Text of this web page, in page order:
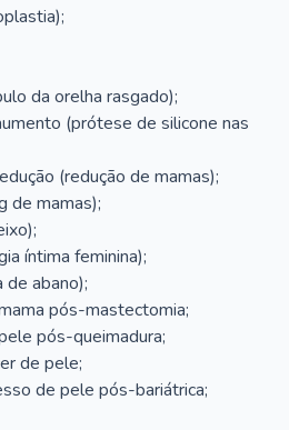
da orelha rasgado);
(prótese de silicone nas
(redução de mamas);
de mamas);
íntima feminina);
abano);
pós-mastectomia;
pós-queimadura;
de pele;
de pele pós-bariátrica;